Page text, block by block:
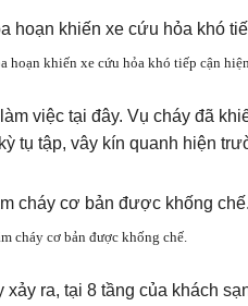
khiến xe cứu hỏa khó tiếp cận
việc tại đây. Vụ cháy đã
tụ tập, vây kín quanh hiện
cháy cơ bản được khống chế.
ra, tại 8 tầng của khách